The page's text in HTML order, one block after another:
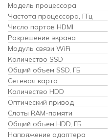
Модель процессора
Частота процессора, ГГц
Число портов HDMI
Разрешение экрана
Модуль связи WiFi
Количество SSD
Общий объем SSD, ГБ
Сетевая карта
Количество HDD
Оптический привод
Слоты RAM-памяти
Общий объем HDD, ГБ
Напряжение адаптера